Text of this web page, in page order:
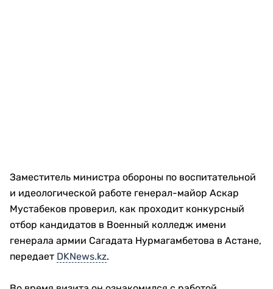
Заместитель министра обороны по воспитательной
и идеологической работе генерал-майор Аскар
Мустабеков проверил, как проходит конкурсный
отбор кандидатов в Военный колледж имени
генерала армии Сагадата Нурмагамбетова в Астане,
передает DKNews.kz.